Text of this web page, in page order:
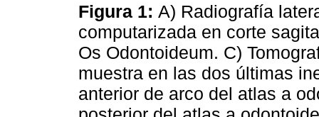
Figura 1: A) Radiografía
computarizada en corte
Os Odontoideum. C)
muestra en las dos últimas
anterior de arco del atlas a